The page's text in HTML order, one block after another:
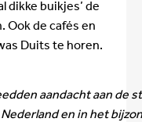
dikke buikjes’ de
Ook de cafés en
Duits te horen.
aandacht aan de
en in het